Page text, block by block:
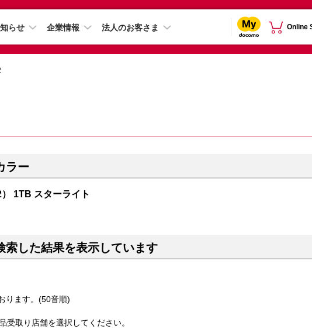
らせ 企業情報 法人のお客さま Online
ラー
1TB スターライト
索した結果を表示しています
ります。(50音順)
受取り店舗を選択してください。